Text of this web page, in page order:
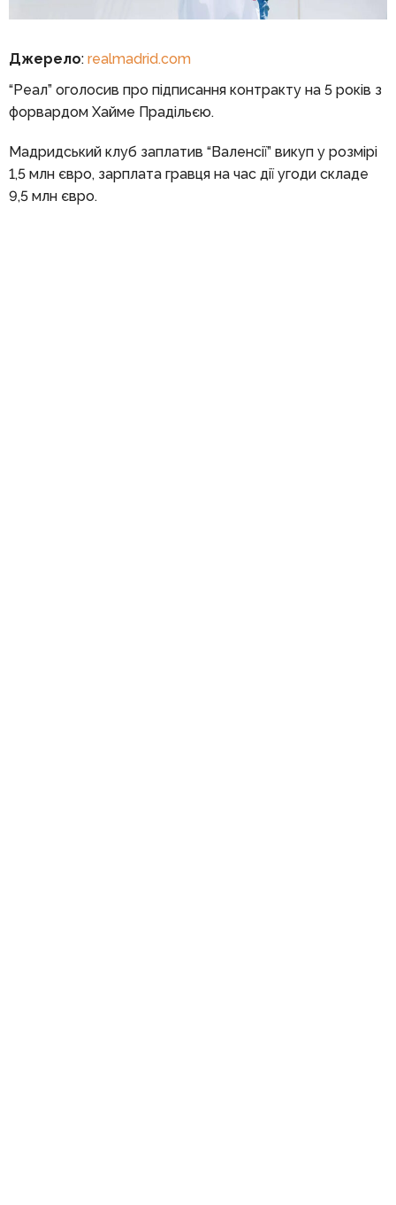
Джерело: realmadrid.com
“Реал” оголосив про підписання контракту на 5 років з
форвардом Хайме Прадільєю.
Мадридський клуб заплатив “Валенсії” викуп у розмірі
1,5 млн євро, зарплата гравця на час дії угоди складе
9,5 млн євро.